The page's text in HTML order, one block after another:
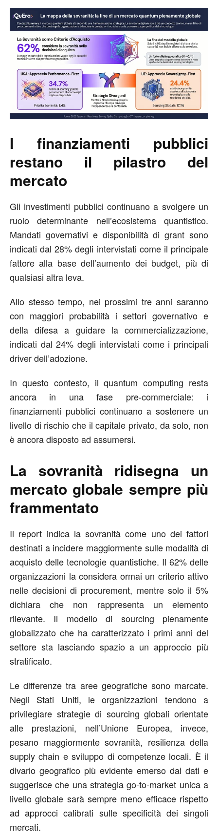
I finanziamenti pubblici
restano il pilastro del
mercato
Gli investimenti pubblici continuano a svolgere un
ruolo determinante nell’ecosistema quantistico.
Mandati governativi e disponibilità di grant sono
indicati dal 28% degli intervistati come il principale
fattore alla base dell’aumento dei budget, più di
qualsiasi altra leva.
Allo stesso tempo, nei prossimi tre anni saranno
con maggiori probabilità i settori governativo e
della difesa a guidare la commercializzazione,
indicati dal 24% degli intervistati come i principali
driver dell’adozione.
In questo contesto, il quantum computing resta
ancora in una fase pre-commerciale: i
finanziamenti pubblici continuano a sostenere un
livello di rischio che il capitale privato, da solo, non
è ancora disposto ad assumersi.
La sovranità ridisegna un
mercato globale sempre più
frammentato
Il report indica la sovranità come uno dei fattori
destinati a incidere maggiormente sulle modalità di
acquisto delle tecnologie quantistiche. Il 62% delle
organizzazioni la considera ormai un criterio attivo
nelle decisioni di procurement, mentre solo il 5%
dichiara che non rappresenta un elemento
rilevante. Il modello di sourcing pienamente
globalizzato che ha caratterizzato i primi anni del
settore sta lasciando spazio a un approccio più
stratificato.
Le differenze tra aree geografiche sono marcate.
Negli Stati Uniti, le organizzazioni tendono a
privilegiare strategie di sourcing globali orientate
alle prestazioni, nell’Unione Europea, invece,
pesano maggiormente sovranità, resilienza della
supply chain e sviluppo di competenze locali. È il
divario geografico più evidente emerso dai dati e
suggerisce che una strategia go-to-market unica a
livello globale sarà sempre meno efficace rispetto
ad approcci calibrati sulle specificità dei singoli
mercati.